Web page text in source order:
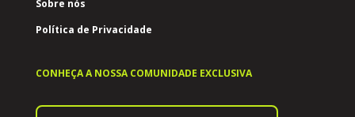
INFORMAÇÕES
Política de Privacidade